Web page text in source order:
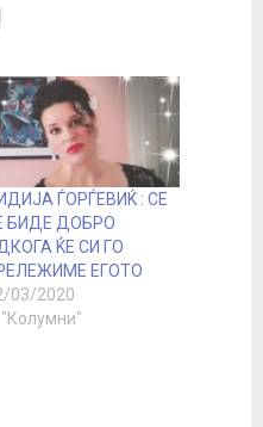
ЃОРЃЕВИЌ : СЕ
БИДЕ ДОБРО
ЌЕ СИ ГО
ЕГОТО
03/2020
"Колумни"